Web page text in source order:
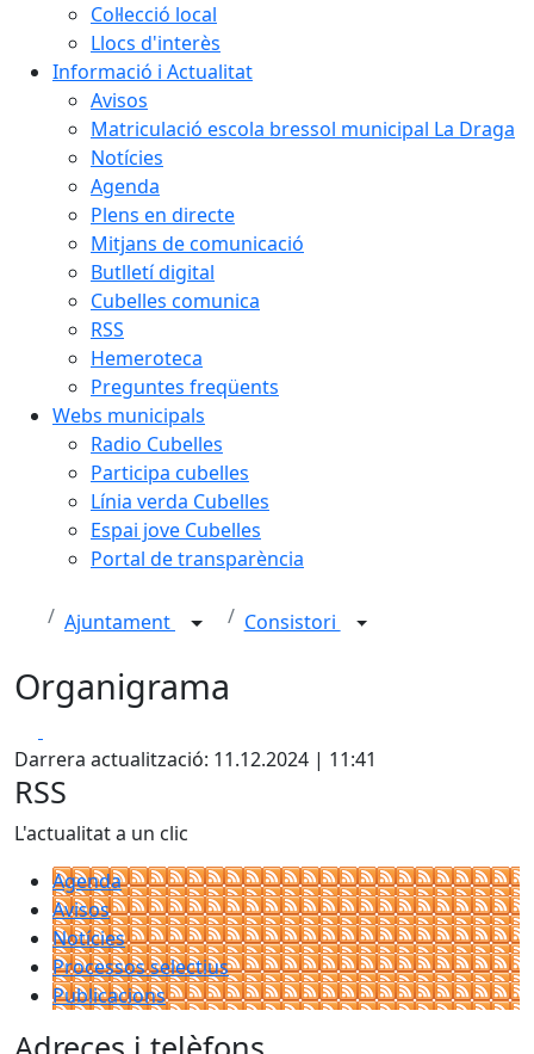
Col·lecció local
Llocs d'interès
Informació i Actualitat
Avisos
Matriculació escola bressol municipal La Draga
Notícies
Agenda
Plens en directe
Mitjans de comunicació
Butlletí digital
Cubelles comunica
RSS
Hemeroteca
Preguntes freqüents
Webs municipals
Radio Cubelles
Participa cubelles
Línia verda Cubelles
Espai jove Cubelles
Portal de transparència
Ajuntament Consistori
Organigrama
Darrera actualització: 11.12.2024 | 11:41
RSS
L'actualitat a un clic
Agenda
Avisos
Notícies
Processos selectius
Publicacions